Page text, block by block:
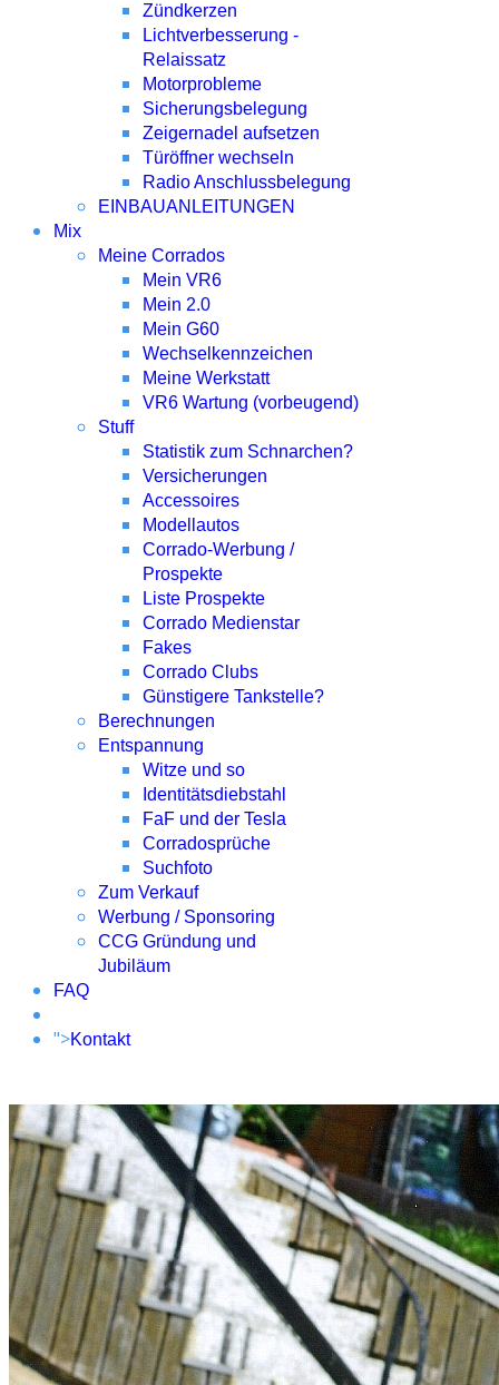
Zündkerzen
Lichtverbesserung -
Relaissatz
Motorprobleme
Sicherungsbelegung
Zeigernadel aufsetzen
Türöffner wechseln
Radio Anschlussbelegung
EINBAUANLEITUNGEN
Mix
Meine Corrados
Mein VR6
Mein 2.0
Mein G60
Wechselkennzeichen
Meine Werkstatt
VR6 Wartung (vorbeugend)
Stuff
Statistik zum Schnarchen?
Versicherungen
Accessoires
Modellautos
Corrado-Werbung /
Prospekte
Liste Prospekte
Corrado Medienstar
Fakes
Corrado Clubs
Günstigere Tankstelle?
Berechnungen
Entspannung
Witze und so
Identitätsdiebstahl
FaF und der Tesla
Corradosprüche
Suchfoto
Zum Verkauf
Werbung / Sponsoring
CCG Gründung und
Jubiläum
FAQ
">Kontakt